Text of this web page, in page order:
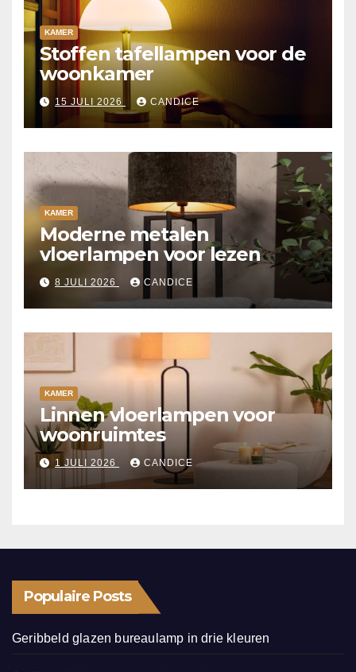
KAMER
Stoffen tafellampen voor de
woonkamer
15 JULI 2026 CANDICE
KAMER
Moderne metalen
vloerlampen voor lezen
8 JULI 2026 CANDICE
KAMER
Linnen vloerlampen voor
woonruimtes
1 JULI 2026 CANDICE
Populaire Posts
Geribbeld glazen bureaulamp in drie kleuren